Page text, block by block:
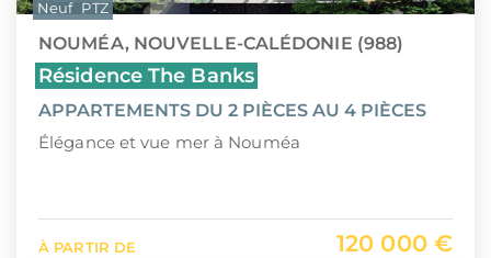
NOUMÉA, NOUVELLE-CALÉDONIE (988)
Résidence The Banks
APPARTEMENTS DU 2 PIÈCES AU 4 PIÈCES
Élégance et vue mer à Nouméa
À PARTIR DE 120 000 €
Neuf PTZ